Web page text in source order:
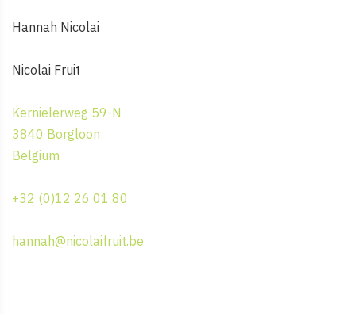
Hannah Nicolai
Nicolai Fruit
Kernielerweg 59-N
3840 Borgloon
Belgium
+32 (0)12 26 01 80
hannah@nicolaifruit.be